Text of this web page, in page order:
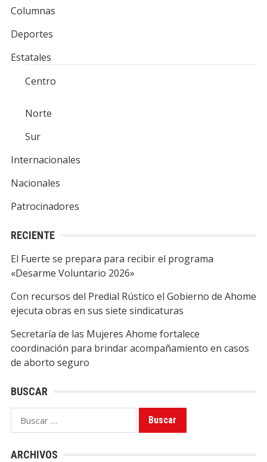
Columnas
Deportes
Estatales
Centro
Norte
Sur
Internacionales
Nacionales
Patrocinadores
RECIENTE
El Fuerte se prepara para recibir el programa
«Desarme Voluntario 2026»
Con recursos del Predial Rústico el Gobierno de Ahome
ejecuta obras en sus siete sindicaturas
Secretaría de las Mujeres Ahome fortalece
coordinación para brindar acompañamiento en casos
de aborto seguro
BUSCAR
Buscar:
ARCHIVOS